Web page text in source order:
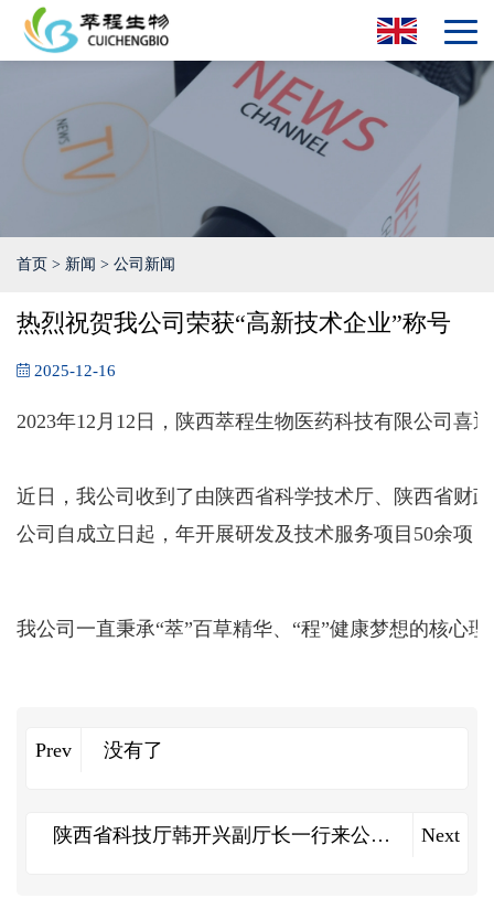
首页 > 新闻 > 公司新闻
热烈祝贺我公司荣获“高新技术企业”称号
2025-12-16
2023年12月12日，陕西萃程生物医药科技有限公司
近日，我公司收到了由陕西省科学技术厅、陕西省财
公司自成立日起，年开展研发及技术服务项目50余项
我公司一直秉承“萃”百草精华、“程”健康梦想的核心
Prev 没有了
陕西省科技厅韩开兴副厅长一行来公司
Next